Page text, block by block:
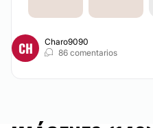
CH
Charo9090
86 comentarios